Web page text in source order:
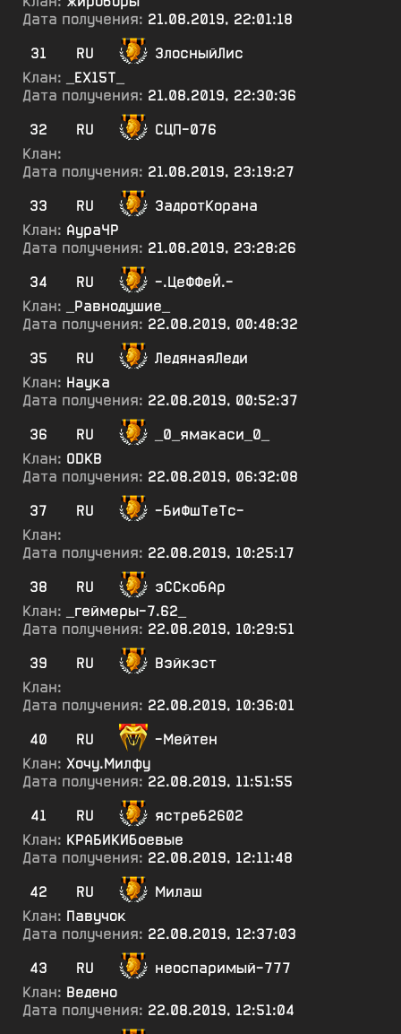
Дата получения: 21.08.2019, 22:01:18
31
RU
ЗлосныйЛис
Клан:
_ЕХ15Т_
Дата получения: 21.08.2019, 22:30:36
32
RU
СЦП-076
Клан:
Дата получения: 21.08.2019, 23:19:27
33
RU
ЗадротКорана
Клан: АураЧР
Дата получения: 21.08.2019, 23:28:26
34
RU
-.ЦеФФеЙ.-
Клан:
_Равнодушие_
Дата получения: 22.08.2019, 00:48:32
35
RU
ЛедянаяЛеди
Клан: Наука
Дата получения: 22.08.2019, 00:52:37
36
RU
_0_ямакаси_0_
Клан: ODKB
Дата получения: 22.08.2019, 06:32:08
37
RU
-БиФшТеТс-
Клан:
Дата получения: 22.08.2019, 10:25:17
38
RU
эССкобАр
Клан:
_геймеры-7.62_
Дата получения: 22.08.2019, 10:29:51
39
RU
Вэйкэст
Клан:
Дата получения: 22.08.2019, 10:36:01
40
RU
-Мейтен
Клан: Хочу.Милфу
Дата получения: 22.08.2019, 11:51:55
41
RU
ястреб2602
Клан: КРАБИКИбоевые
Дата получения: 22.08.2019, 12:11:48
42
RU
Милаш
Клан: Павучок
Дата получения: 22.08.2019, 12:37:03
43
RU
неоспаримый-777
Клан: Ведено
Дата получения: 22.08.2019, 12:51:04